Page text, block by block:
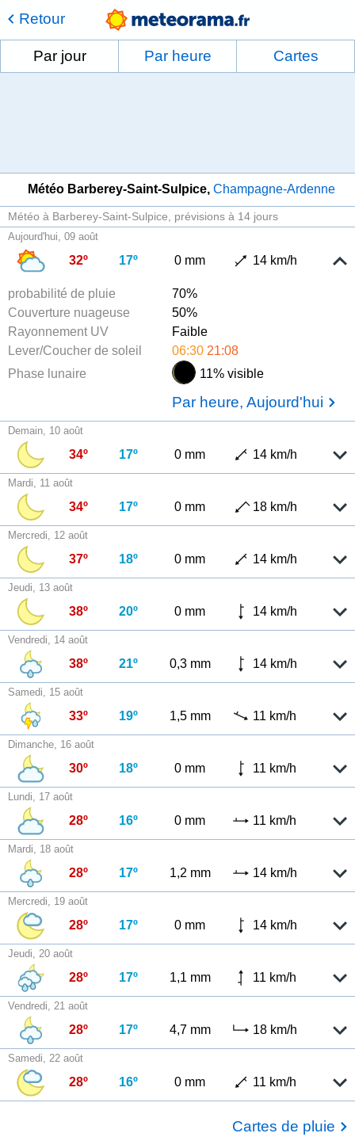
Retour
Par jour Par heure Cartes
Météo Barberey-Saint-Sulpice Champagne-Ardenne
Météo à Barberey-Saint-Sulpice prévisions à 14 jours
Aujourd'hui, 09 août
32º 17º 0 mm 14 km/h
probabilité de pluie
70%
Couverture nuageuse
50%
Rayonnement UV
Faible
Lever/Coucher de soleil
06:30 21:08
Phase lunaire
11% visible
Par heure, Aujourd'hui
Demain, 10 août
34º 17º 0 mm 14 km/h
Mardi, 11 août
34º 17º 0 mm 18 km/h
Mercredi, 12 août
37º 18º 0 mm 14 km/h
Jeudi, 13 août
38º 20º 0 mm 14 km/h
Vendredi, 14 août
38º 21º 0,3 mm 14 km/h
Samedi, 15 août
33º 19º 1,5 mm 11 km/h
Dimanche, 16 août
30º 18º 0 mm 11 km/h
Lundi, 17 août
28º 16º 0 mm 11 km/h
Mardi, 18 août
28º 17º 1,2 mm 14 km/h
Mercredi, 19 août
28º 17º 0 mm 14 km/h
Jeudi, 20 août
28º 17º 1,1 mm 11 km/h
Vendredi, 21 août
28º 17º 4,7 mm 18 km/h
Samedi, 22 août
28º 16º 0 mm 11 km/h
Cartes de pluie